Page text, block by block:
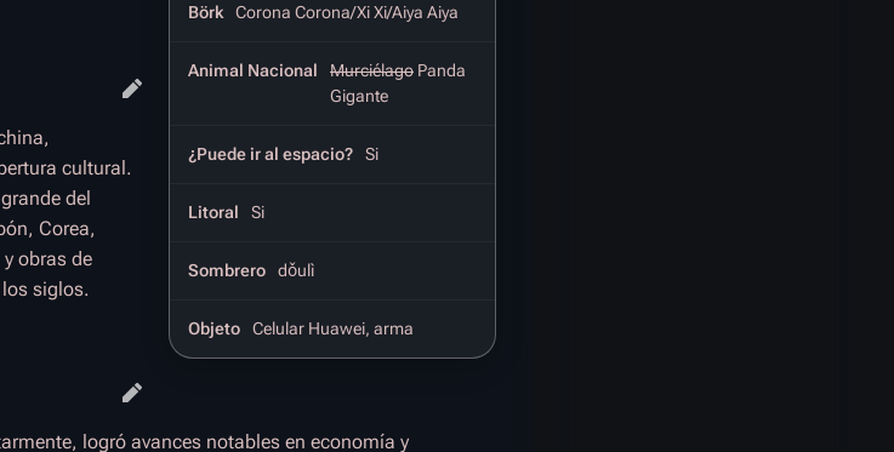
Börk Corona Corona/Xi Xi/Aiya Aiya
Animal Nacional Murciélago Panda
Gigante
¿Puede ir al espacio? Si
Litoral Si
Sombrero dǒulì
Objeto Celular Huawei, arma
cultural.
del
Corea,
obras de
siglos.
logró avances notables en economía y